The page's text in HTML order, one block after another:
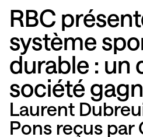
RBC
système
durable : un
société
Laurent
Pons reçus par